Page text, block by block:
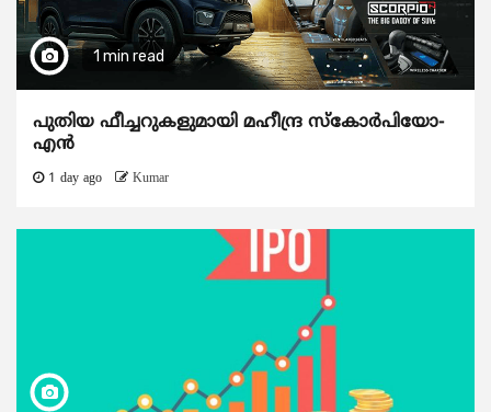
1 min read
പുതിയ ഫീച്ചറുകളുമായി മഹീന്ദ്ര സ്കോർപിയോ-
എൻ
1 day ago Kumar